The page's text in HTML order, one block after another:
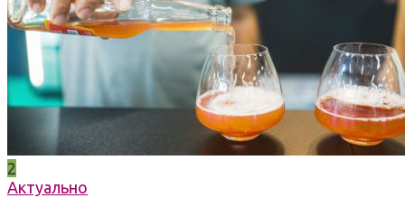
2
Актуально